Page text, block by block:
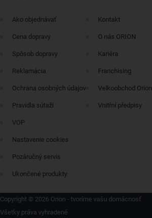
Ako objednávať
Cena dopravy
Spôsob dopravy
Reklamácia
Ochrana osobných údajov
Pravidla sútaží
VOP
Nastavenie cookies
Pozáručný servis
Ukončené produkty
Kontakt
O nás ORION
Kariéra
Franchising
Velkoobchod Orion
Vnitřní předpisy
Copyright © 2026 Orion - tvoríme vašu domácnosť
Všetky práva vyhradené